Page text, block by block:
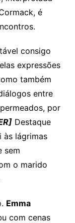
é
consigo
expressões
também
entre
por
Destaque
às lágrimas
sem
o marido
Emma
com cenas